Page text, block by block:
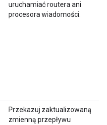
uruchamiać routera ani
procesora wiadomości.
Przekazuj zaktualizowaną
zmienną przepływu